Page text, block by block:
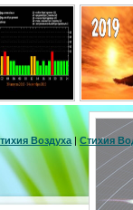
Воздуха | Стихия